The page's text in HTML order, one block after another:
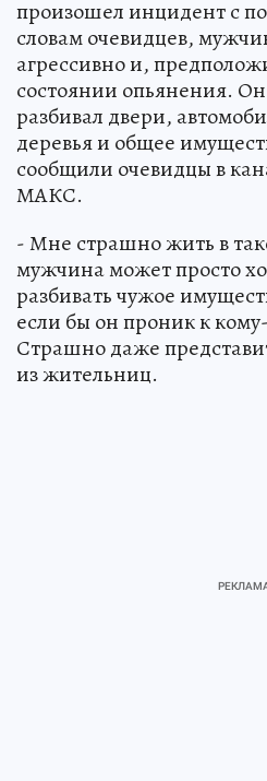
произошел инцидент с
словам очевидцев,
агрессивно и,
состоянии опьянения.
разбивал двери,
деревья и общее
сообщили очевидцы в
МАКС.
- Мне страшно жить в
мужчина может просто
разбивать чужое
если бы он проник к
Страшно даже
из жительниц.